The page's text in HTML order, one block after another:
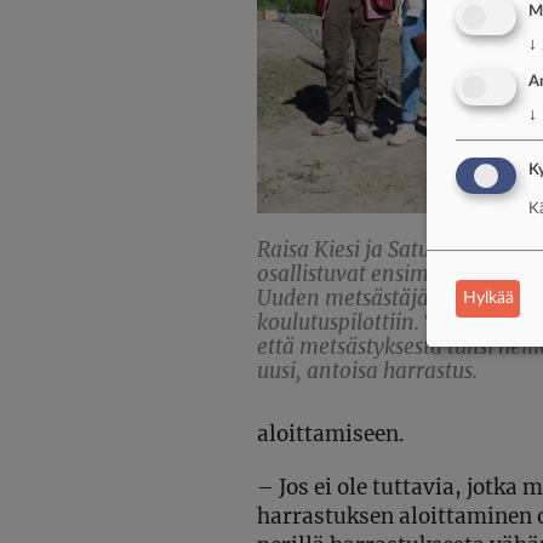
Raisa Kiesi ja Satu Koskela
osallistuvat ensimmäiseen
Uuden metsästäjän
koulutuspilottiin. Toiveena on,
että metsästyksestä tulisi
uusi, antoisa harrastus.
aloittamiseen.
– Jos ei ole tuttavia, jotka
harrastuksen aloittaminen
↓
↓
Hylkää